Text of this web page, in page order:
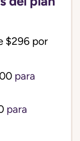
$296 por
para
para